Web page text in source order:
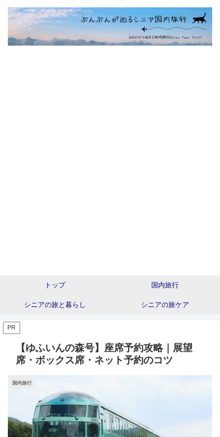
トップ 国内旅行
シニアの旅と暮らし シニアの旅ケア
PR
【ゆふいんの森号】座席予約攻略｜展望
席・ボックス席・ネット予約のコツ
国内旅行